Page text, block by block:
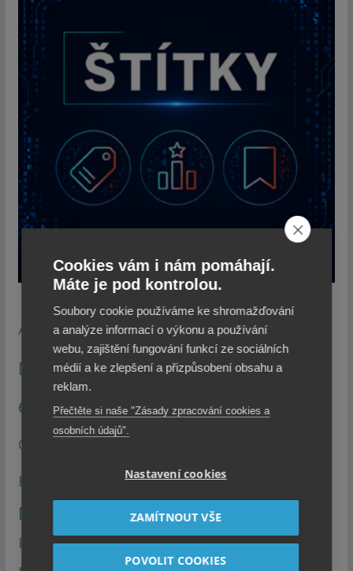
AI Bezpečnost CzechPOINT Datové schránky
DIA Digitalizace Dotace EGdílna
eGovernment ePodpis Finance
GIS Konference a semináře
KYBEZ Legislativa Metodika
NÚKIB Ostatní Otevřená data
Portál občana Portál veřejné správy
Cookies vám i nám pomáhají.
Máte je pod kontrolou.
Soubory cookie používáme ke shromažďování
a analýze informací o výkonu a používání
webu, zajištění fungování funkcí ze sociálních
médií a ke zlepšení a přizpůsobení obsahu a
reklam.
Přečtěte si naše "Zásady zpracování cookies a
osobních údajů".
Nastavení cookies
ZAMÍTNOUT VŠE
POVOLIT COOKIES